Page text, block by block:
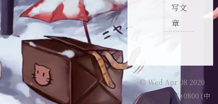
写文
章
© Wed Apr 08 2020
08:00:00 GMT+0800 (中